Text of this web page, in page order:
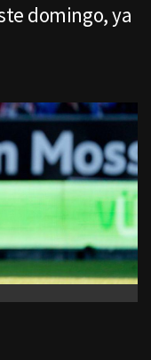
domingo, ya